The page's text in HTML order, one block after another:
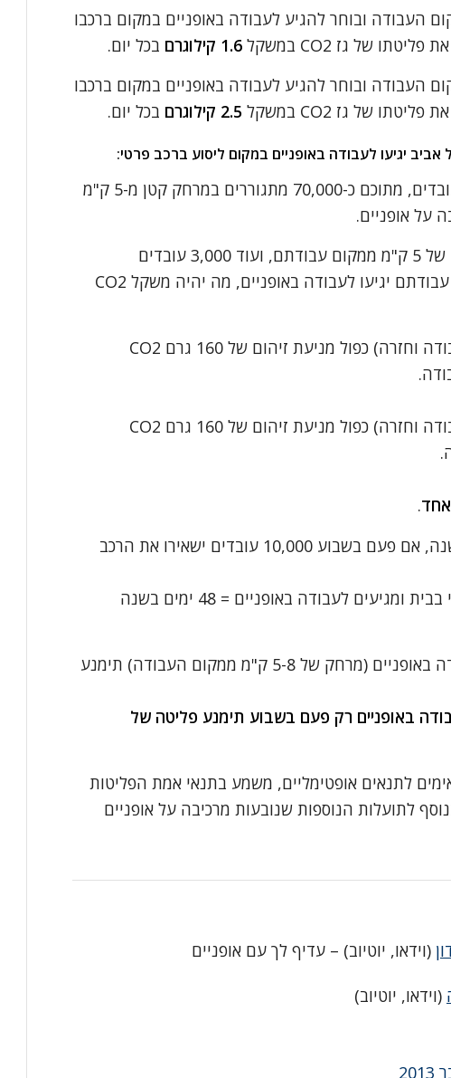
העבודה ובוחר להגיע לעבודה באופניים במקום ברכבו
1.6 קילוגרם
בכל יום.
העבודה ובוחר להגיע לעבודה באופניים במקום ברכבו
2.5 קילוגרם בכל יום.
:
בעיר תל אביב מתגוררים כ-370,000 עובדים, מתוכם כ-70,000 מתגוררים במרחק קטן מ-5 ק"מ
על אופניים.
אם 7,000 עובדים שמתגוררים במרחק של 5 ק"מ ממקום עבודתם, ועוד 3,000 עובדים
שמתגוררים במרחק של 8 ק"מ ממקום עבודתם יגיעו לעבודה באופניים, מה יהיה משקל CO2
(7,000 עובדים כפול 10 ק"מ ליום (לעבודה וחזרה) כפול מניעת זיהום של 160 גרם CO2
(3,000 עובדים כפול 16 ק"מ ליום (לעבודה וחזרה) כפול מניעת זיהום של 160 גרם CO2
.
משקל CO2 שפליטתו תימנע במהלך שנה, אם פעם בשבוע 10,000 עובדים ישאירו את הרכב
פעם בשבוע משאירים את הרכב הפרטי בבית ומגיעים לעבודה באופניים = 48 ימים בשנה
בכל יום בו יגיעו 10,000 עובדים לעבודה באופניים (מרחק של 5-8 ק"מ ממקום העבודה) תימנע
10,000 עובדים לעבודה באופניים רק פעם בשבוע תימנע פליטה של
לתנאים אופטימליים, משמע בתנאי אמת הפליטות
לתועלות הנוספות שנובעות מרכיבה על אופניים
(וידאו, יוטיוב) – עדיף לך עם אופניים
(וידאו, יוטיוב)